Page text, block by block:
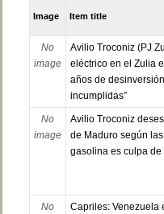
Image Item title
No
image
Avilio Troconiz (PJ
eléctrico en el Zulia
años de
incumplidas”
No
image
Avilio Troconiz
de Maduro según
gasolina es culpa
No
Capriles: Venezuela